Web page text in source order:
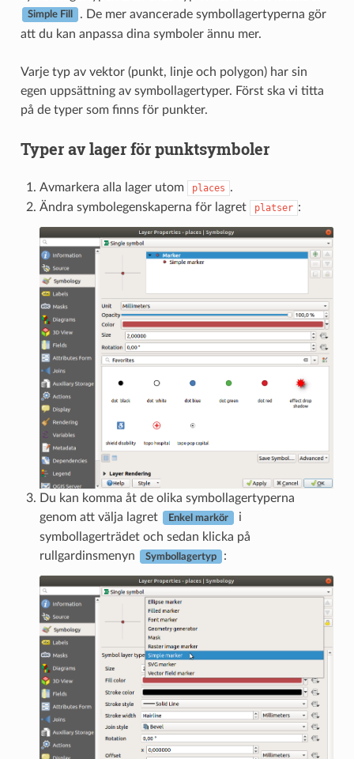
Simple Fill
. De mer avancerade symbollagertyperna gör
att du kan anpassa dina symboler ännu mer.
Varje typ av vektor (punkt, linje och polygon) har sin
egen uppsättning av symbollagertyper. Först ska vi titta
på de typer som finns för punkter.
Typer av lager för punktsymboler
Avmarkera alla lager utom places .
Ändra symbolegenskaperna för lagret
platser :
Du kan komma åt de olika symbollagertyperna
genom att välja lagret
Enkel markör
i
symbollagerträdet och sedan klicka på
rullgardinsmenyn
Symbollagertyp :